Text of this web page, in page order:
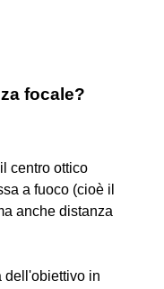
focale?
centro ottico
a fuoco (cioè il
anche distanza
dell'obiettivo in